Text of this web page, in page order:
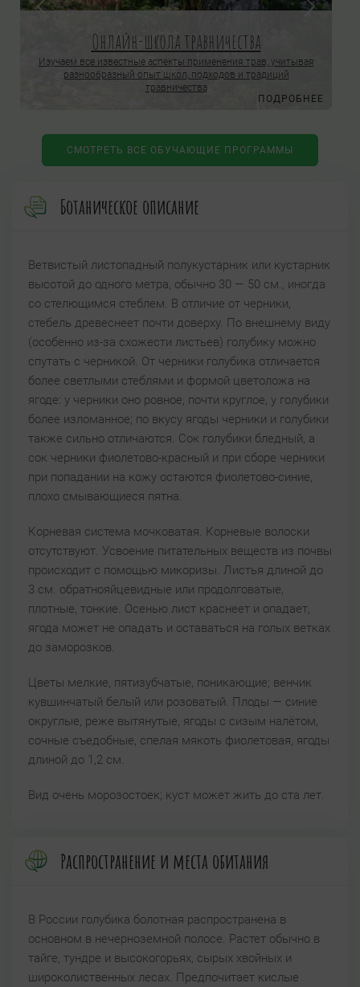
Онлайн-школа травничества
Изучаем все известные аспекты применения трав, учитывая
разнообразный опыт школ, подходов и традиций
травничества
ПОДРОБНЕЕ
СМОТРЕТЬ ВСЕ ОБУЧАЮЩИЕ ПРОГРАММЫ
Ботаническое описание
Ветвистый листопадный полукустарник или кустарник
высотой до одного метра, обычно 30 — 50 см., иногда
со стелющимся стеблем. В отличие от черники,
стебель древеснеет почти доверху. По внешнему виду
(особенно из-за схожести листьев) голубику можно
спутать с черникой. От черники голубика отличается
более светлыми стеблями и формой цветоложа на
ягоде: у черники оно ровное, почти круглое, у голубики
более изломанное; по вкусу ягоды черники и голубики
также сильно отличаются. Сок голубики бледный, а
сок черники фиолетово-красный и при сборе черники
при попадании на кожу остаются фиолетово-синие,
плохо смывающиеся пятна.
Корневая система мочковатая. Корневые волоски
отсутствуют. Усвоение питательных веществ из почвы
происходит с помощью микоризы. Листья длиной до
3 см. обратнояйцевидные или продолговатые,
плотные, тонкие. Осенью лист краснеет и опадает,
ягода может не опадать и оставаться на голых ветках
до заморозков.
Цветы мелкие, пятизубчатые, поникающие; венчик
кувшинчатый белый или розоватый. Плоды — синие
округлые, реже вытянутые, ягоды с сизым налётом,
сочные съедобные, спелая мякоть фиолетовая, ягоды
длиной до 1,2 см.
Вид очень морозостоек; куст может жить до ста лет.
Распространение и места обитания
В России голубика болотная распространена в
основном в нечерноземной полосе. Растет обычно в
тайге, тундре и высокогорьях, сырых хвойных и
широколиственных лесах. Предпочитает кислые